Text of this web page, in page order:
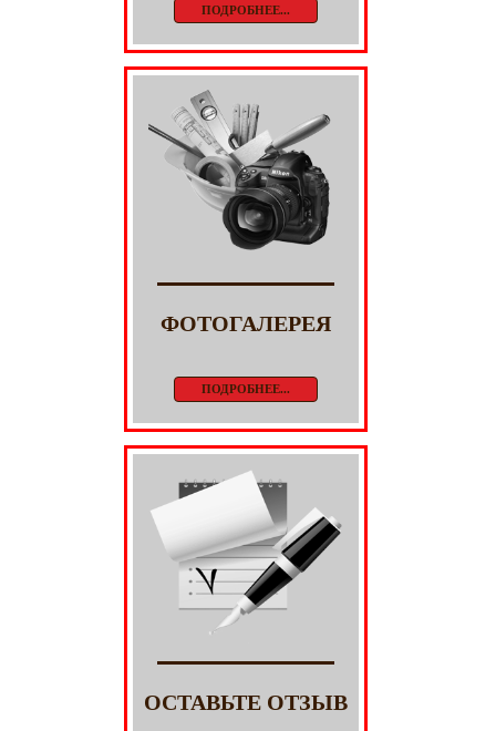
ПОДРОБНЕЕ...
ФОТОГАЛЕРЕЯ
ПОДРОБНЕЕ...
ОСТАВЬТЕ ОТЗЫВ